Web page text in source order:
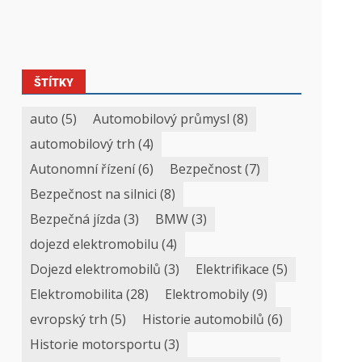
ŠTÍTKY
auto (5) Automobilový průmysl (8)
automobilový trh (4)
Autonomní řízení(6) Bezpečnost(7)
Bezpečnost na silnici (8)
Bezpečná jízda (3) BMW(3)
dojezd elektromobilu (4)
Dojezd elektromobilů (3) Elektrifikace (5)
Elektromobilita (28) Elektromobily(9)
evropský trh (5) Historie automobilů (6)
Historie motorsportu (3)